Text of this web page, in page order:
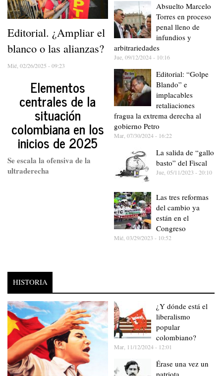
Editorial. ¿Ampliar el
blanco o las alianzas?
Mié, 02/26/2025 - 09:23
Elementos
centrales de la
situación
colombiana en los
inicios de 2025
Se escala la ofensiva de la
ultraderecha
Absuelto Marcelo
Torres en proceso
penal lleno de
infundios y
arbitrariedades
Jue, 09/12/2024 - 10:16
Editorial: “Golpe
Blando” e
implacables
retaliaciones
fragua la extrema derecha al
gobierno Petro
Mar, 07/30/2024 - 16:22
La salida de “gallo
basto” del Fiscal
Jue, 05/11/2023 - 20:10
Las tres reformas
del cambio ya
están en el
Congreso
Mié, 03/29/2023 - 10:52
HISTORIA
¿Y dónde está el
liberalismo
popular
colombiano?
Mar, 11/12/2024 - 12:01
Érase una vez un
patriota